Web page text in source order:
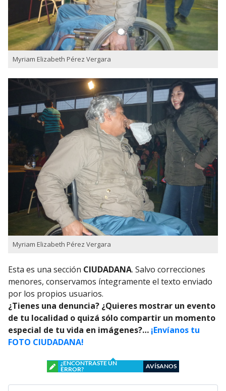
Myriam Elizabeth Pérez Vergara
Myriam Elizabeth Pérez Vergara
Esta es una sección CIUDADANA. Salvo correcciones
menores, conservamos íntegramente el texto enviado
por los propios usuarios.
¿Tienes una denuncia? ¿Quieres mostrar un evento
de tu localidad o quizá sólo compartir un momento
especial de tu vida en imágenes?… ¡Envíanos tu
FOTO CIUDADANA!
¿ENCONTRASTE UN
ERROR?
AVÍSANOS